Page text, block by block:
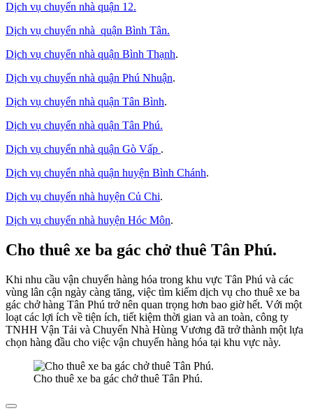
Dịch vụ chuyển nhà quận 12.
Dịch vụ chuyển nhà quận Bình Tân.
Dịch vụ chuyển nhà quận Bình Thạnh.
Dịch vụ chuyển nhà quận Phú Nhuận.
Dịch vụ chuyển nhà quận Tân Bình.
Dịch vụ chuyển nhà quận Tân Phú.
Dịch vụ chuyển nhà quận Gò Vấp .
Dịch vụ chuyển nhà quận huyện Bình Chánh.
Dịch vụ chuyển nhà huyện Củ Chi.
Dịch vụ chuyển nhà huyện Hóc Môn.
Cho thuê xe ba gác chở thuê Tân Phú.
Khi nhu cầu vận chuyển hàng hóa trong khu vực Tân Phú và các
vùng lân cận ngày càng tăng, việc tìm kiếm dịch vụ cho thuê xe ba
gác chở hàng Tân Phú trở nên quan trọng hơn bao giờ hết. Với một
loạt các lợi ích về tiện ích, tiết kiệm thời gian và an toàn, công ty
TNHH Vận Tải và Chuyển Nhà Hùng Vương đã trở thành một lựa
chọn hàng đầu cho việc vận chuyển hàng hóa tại khu vực này.
Cho thuê xe ba gác chở thuê Tân Phú.